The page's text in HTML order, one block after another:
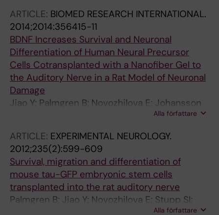
ARTICLE: BIOMED RESEARCH INTERNATIONAL.
2014;2014:356415-11
BDNF Increases Survival and Neuronal
Differentiation of Human Neural Precursor
Cells Cotransplanted with a Nanofiber Gel to
the Auditory Nerve in a Rat Model of Neuronal
Damage
Jiao Y; Palmgren B; Novozhilova E; Johansson
UE; Spieles-Engemann AL; Kale A; Stupp SI;
Alla författare
ARTICLE: EXPERIMENTAL NEUROLOGY.
2012;235(2):599-609
Survival, migration and differentiation of
mouse tau-GFP embryonic stem cells
transplanted into the rat auditory nerve
Palmgren B; Jiao Y; Novozhilova E; Stupp SI;
Alla författare